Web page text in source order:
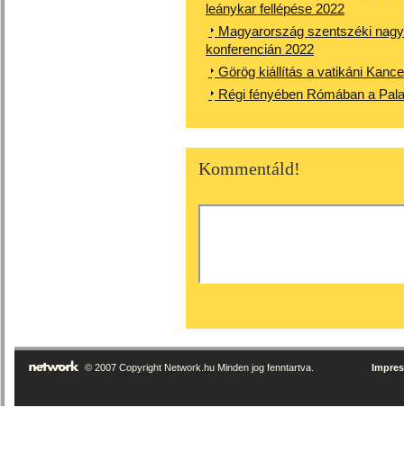
leánykar fellépése 2022
Magyarország szentszéki
konferencián 2022
Görög kiállítás a vatikáni
Régi fényében Rómában a
Kommentáld!
© 2007 Copyright Network.hu Minden jog fenntartva.